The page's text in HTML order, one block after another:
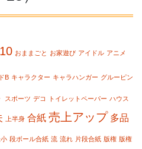
おままごと お家遊び アイドル アニメ
B キャラクター キャラハンガー グルーピン
スポーツ デコ トイレットペーパー ハウス
上半身 合紙 売上アップ 多品
段ボール合紙 流 流れ 片段合紙 版権 版権